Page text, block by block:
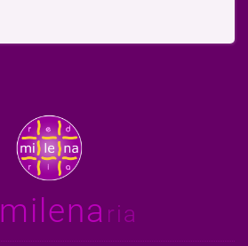
milena ria